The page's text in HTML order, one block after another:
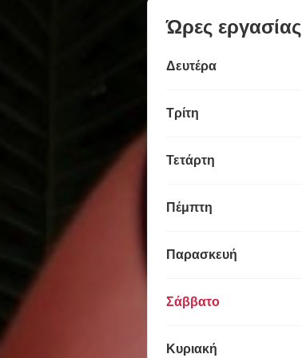
Ώρες εργασίας
Δευτέρα
Τρίτη
Τετάρτη
Πέμπτη
Παρασκευή
Σάββατο
Κυριακή